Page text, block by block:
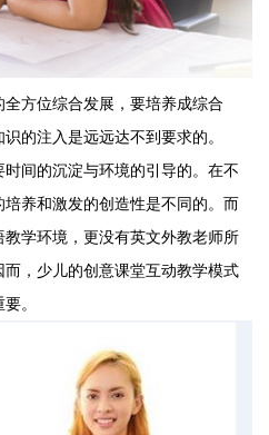
方位综合发展，要培养成综合
的注入是远远达不到要求的。
间的沉淀与环境的引导的。在不
养和激发的创造性是不同的。而
学环境，更没有英文外教老师所
，少儿的创意课堂互动教学模式
。